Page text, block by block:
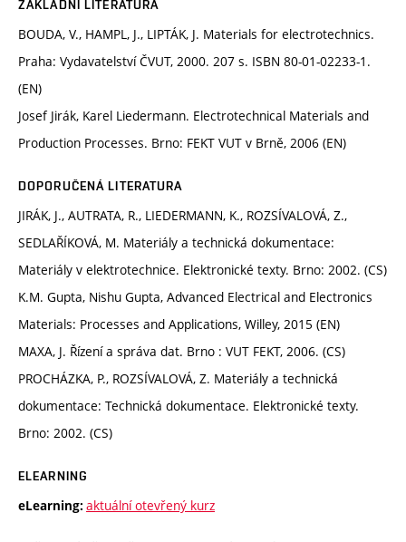
ZÁKLADNÍ LITERATURA
BOUDA, V., HAMPL, J., LIPTÁK, J. Materials for electrotechnics.
Praha: Vydavatelství ČVUT, 2000. 207 s. ISBN 80-01-02233-1.
(EN)
Josef Jirák, Karel Liedermann. Electrotechnical Materials and
Production Processes. Brno: FEKT VUT v Brně, 2006 (EN)
DOPORUČENÁ LITERATURA
JIRÁK, J., AUTRATA, R., LIEDERMANN, K., ROZSÍVALOVÁ, Z.,
SEDLAŘÍKOVÁ, M. Materiály a technická dokumentace:
Materiály v elektrotechnice. Elektronické texty. Brno: 2002. (CS)
K.M. Gupta, Nishu Gupta, Advanced Electrical and Electronics
Materials: Processes and Applications, Willey, 2015 (EN)
MAXA, J. Řízení a správa dat. Brno : VUT FEKT, 2006. (CS)
PROCHÁZKA, P., ROZSÍVALOVÁ, Z. Materiály a technická
dokumentace: Technická dokumentace. Elektronické texty.
Brno: 2002. (CS)
ELEARNING
eLearning: aktuální otevřený kurz